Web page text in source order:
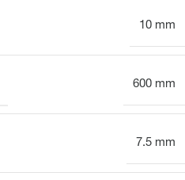
10 mm
600 mm
7.5 mm